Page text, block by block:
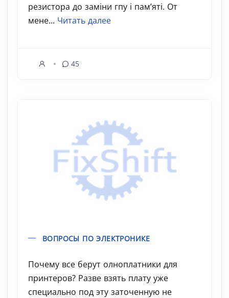
резистора до заміни гпу і памʼяті. От
мене... Читать далее
45
ВОПРОСЫ ПО ЭЛЕКТРОНИКЕ
Почему все берут олноплатники для
принтеров? Разве взять плату уже
специально под эту заточенную не